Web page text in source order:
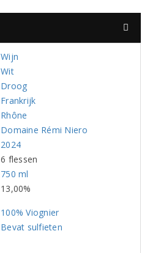
Wijn
Wit
Droog
Frankrijk
Rhône
Domaine Rémi Niero
2024
6 flessen
750 ml
13,00%
100% Viognier
Bevat sulfieten